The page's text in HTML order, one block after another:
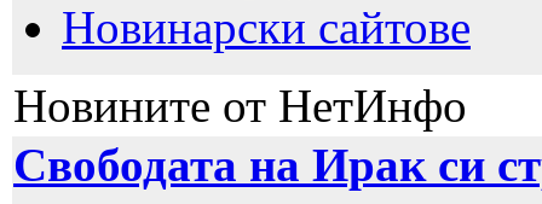
Новинарски сайтове
Новините от НетИнфо
Свободата на Ирак си